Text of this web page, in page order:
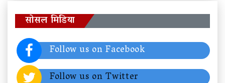
सोसल मिडिया
Follow us on Facebook
Follow us on Twitter